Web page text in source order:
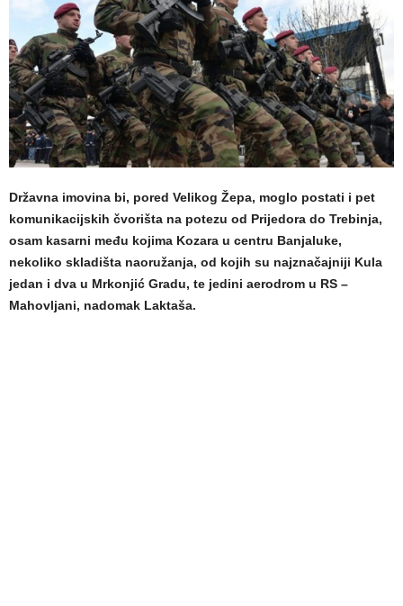
Državna imovina bi, pored Velikog Žepa, moglo postati i pet
komunikacijskih čvorišta na potezu od Prijedora do Trebinja,
osam kasarni među kojima Kozara u centru Banjaluke,
nekoliko skladišta naoružanja, od kojih su najznačajniji Kula
jedan i dva u Mrkonjić Gradu, te jedini aerodrom u RS –
Mahovljani, nadomak Laktaša.